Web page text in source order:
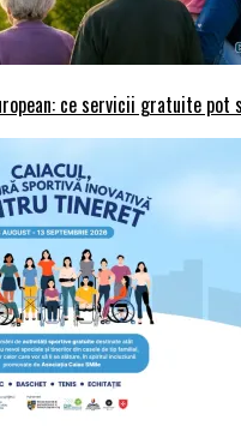
ce servicii gratuite